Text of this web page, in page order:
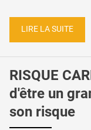
LIRE LA SUITE
RISQUE
d'être un
son risque